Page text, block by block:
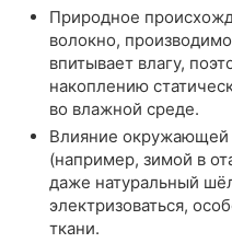
Природное
волокно,
впитывает влагу,
накоплению
во влажной среде.
Влияние окружающей
(например, зимой в
даже натуральный
электризоваться,
ткани.